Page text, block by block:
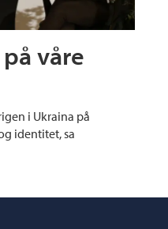
våre
i Ukraina på
identitet, sa